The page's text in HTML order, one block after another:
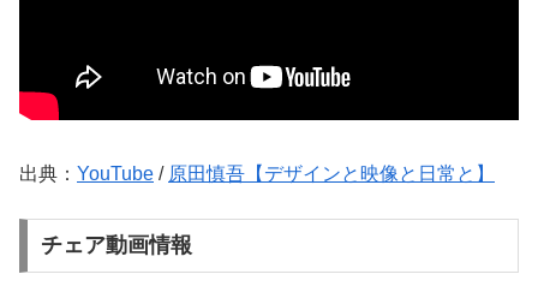
出典： YouTube / 原田慎吾【デザインと映像と日常と】
チェア動画情報